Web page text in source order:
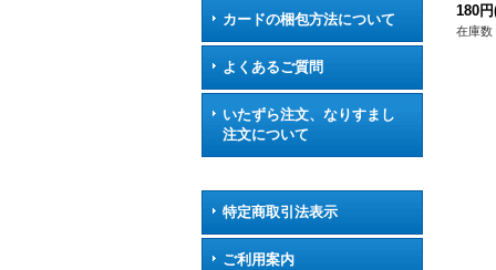
カードの梱包方法について
よくあるご質問
いたずら注文、なりすまし
注文について
特定商取引法表示
ご利用案内
ル》
180円
在庫数